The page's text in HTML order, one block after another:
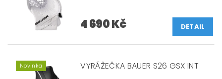
4 690 Kč DETAIL
Novinka VYRÁŽEČKA BAUER S26 GSX INT